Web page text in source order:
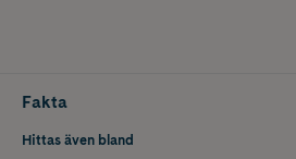
Fakta
Hittas även bland